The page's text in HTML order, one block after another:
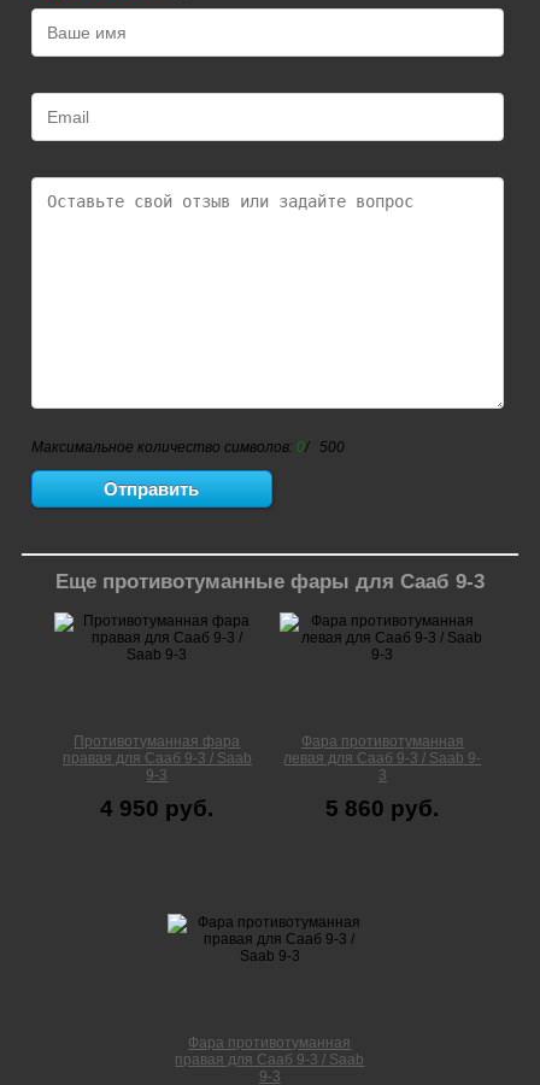
Максимальное количество символов: 0/ 500
Еще противотуманные фары для Сааб 9-3
Противотуманная фара
правая для Сааб 9-3 / Saab
9-3
4 950 руб.
Фара противотуманная
левая для Сааб 9-3 / Saab 9-
3
5 860 руб.
Фара противотуманная
правая для Сааб 9-3 / Saab
9-3